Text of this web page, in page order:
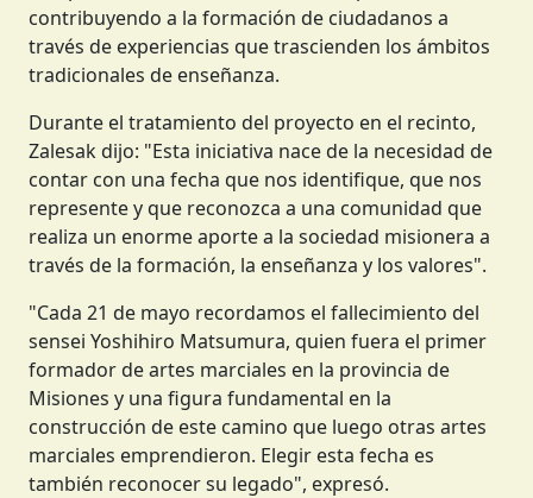
contribuyendo a la formación de ciudadanos a
través de experiencias que trascienden los ámbitos
tradicionales de enseñanza.
Durante el tratamiento del proyecto en el recinto,
Zalesak dijo: "Esta iniciativa nace de la necesidad de
contar con una fecha que nos identifique, que nos
represente y que reconozca a una comunidad que
realiza un enorme aporte a la sociedad misionera a
través de la formación, la enseñanza y los valores".
"Cada 21 de mayo recordamos el fallecimiento del
sensei Yoshihiro Matsumura, quien fuera el primer
formador de artes marciales en la provincia de
Misiones y una figura fundamental en la
construcción de este camino que luego otras artes
marciales emprendieron. Elegir esta fecha es
también reconocer su legado", expresó.